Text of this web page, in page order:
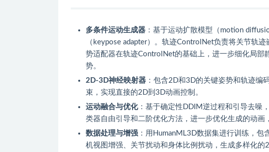
多条件运动生成器 ：基于运动扩散模型（motion
（keypose adapter）。轨迹ControlNet负责将关节轨
势适配器在轨迹ControlNet的基础上，进一步细化局
势。
2D-3D神经映射器 ：包含2D和3D的关键姿势和轨迹编
束，实现直接的2D到3D动画控制。
运动融合与优化：基于确定性DDIM逆过程和引导去噪
类器自由引导和二阶优化方法，进一步优化生成的动画
数据处理与增强 ：用HumanML3D数据集进行训练，
机视图增强、关节扰动和身体比例扰动，生成多样化的